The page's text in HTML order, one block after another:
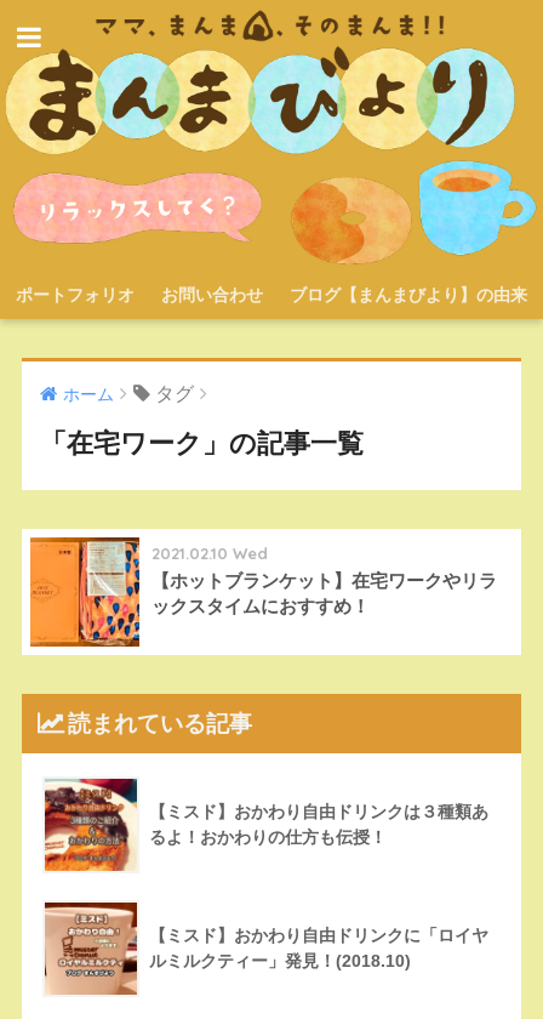
ポートフォリオ お問い合わせ ブログ【まんまびより】の由来
ホーム タグ
「在宅ワーク」の記事一覧
2021.02.10 Wed
【ホットブランケット】在宅ワークやリラ
ックスタイムにおすすめ！
読まれている記事
【ミスド】おかわり自由ドリンクは３種類あ
るよ！おかわりの仕方も伝授！
【ミスド】おかわり自由ドリンクに「ロイヤ
ルミルクティー」発見！(2018.10)